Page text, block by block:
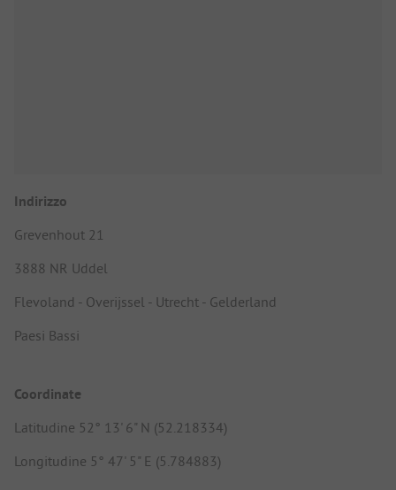
Indirizzo
Grevenhout 21
3888 NR Uddel
Flevoland - Overijssel - Utrecht - Gelderland
Paesi Bassi
Coordinate
Latitudine 52° 13' 6" N (52.218334)
Longitudine 5° 47' 5" E (5.784883)